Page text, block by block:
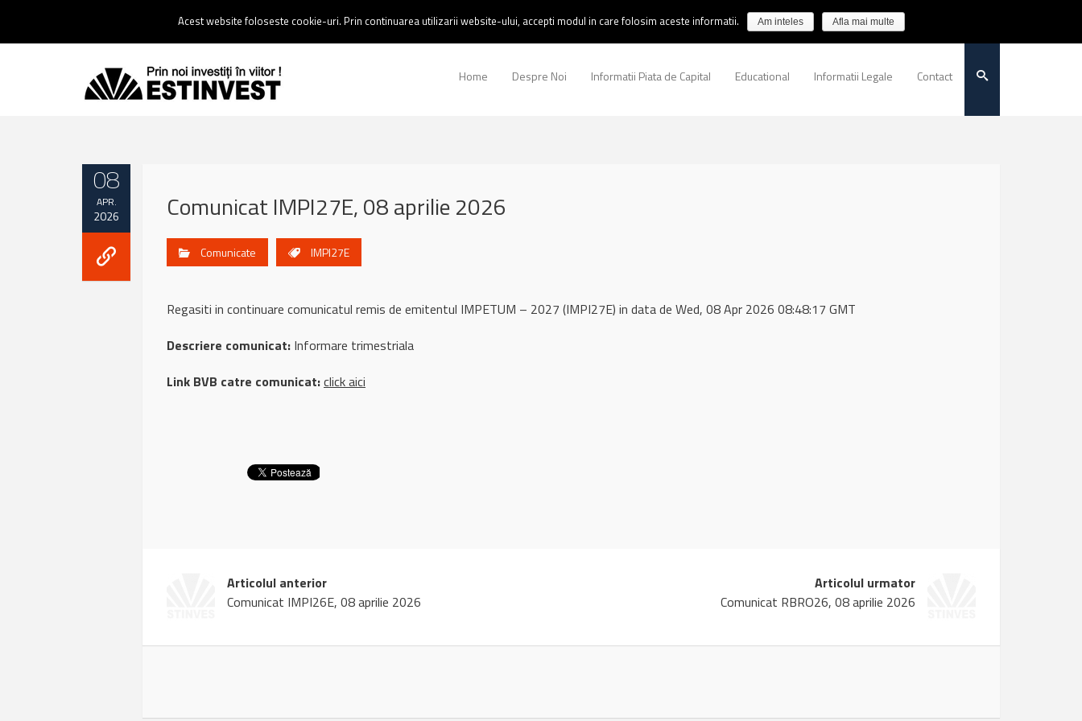
0237 238 900 |Email :contact@estinvest.ro
Home Despre Noi Informatii Piata de Capital Educational Informatii Legale Contact
08
APR.
2026 Comunicat IMPI27E, 08 aprilie 2026
Comunicate IMPI27E
Regasiti in continuare comunicatul remis de emitentul IMPETUM – 2027 (IMPI27E) in data de Wed, 08 Apr 2026 08:48:17 GMT
Descriere comunicat: Informare trimestriala
Link BVB catre comunicat:click aici
Articolul anterior
Comunicat IMPI26E, 08 aprilie 2026
Articolul urmator
Comunicat RBRO26, 08 aprilie 2026
Acest website foloseste cookie-uri. Prin continuarea utilizarii website-ului, accepti modul in care folosim aceste informatii. Am inteles Afla mai multe